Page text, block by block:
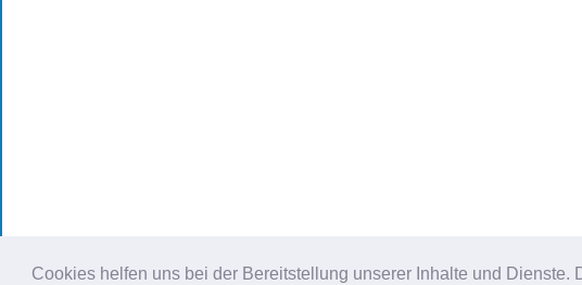
Cookies helfen uns bei der Bereitstellung unserer Inhalte und